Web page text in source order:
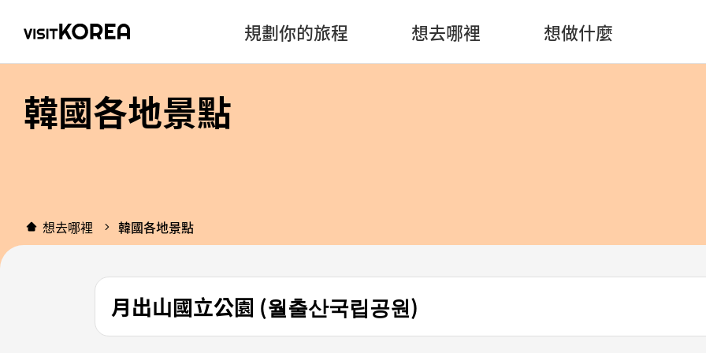
規劃你的旅程 想去哪裡 想做什麼
韓國各地景點
想去哪裡 韓國各地景點
月出山國立公園 (월출산국립공원)